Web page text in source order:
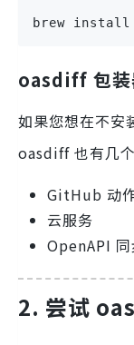
brew
oasdiff 包装
如果您想在不安
oasdiff 也有几个
GitHub 动
云服务
OpenAPI 同
2. 尝试